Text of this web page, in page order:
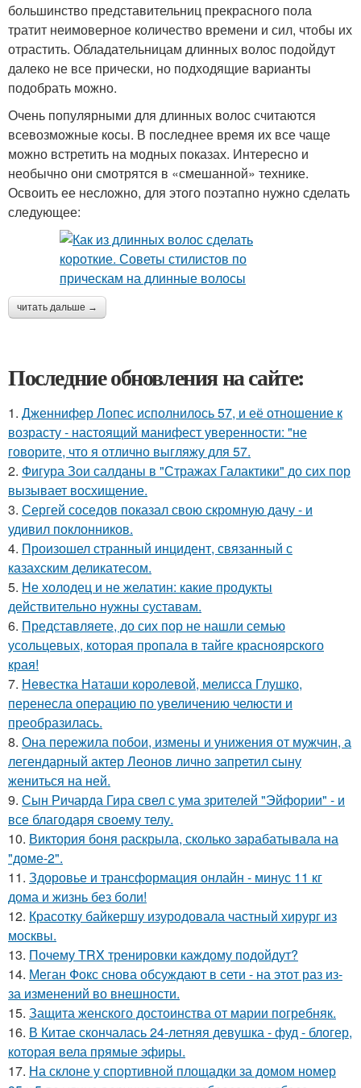
большинство представительниц прекрасного пола
тратит неимоверное количество времени и сил, чтобы их
отрастить. Обладательницам длинных волос подойдут
далеко не все прически, но подходящие варианты
подобрать можно.
Очень популярными для длинных волос считаются
всевозможные косы. В последнее время их все чаще
можно встретить на модных показах. Интересно и
необычно они смотрятся в «смешанной» технике.
Освоить ее несложно, для этого поэтапно нужно сделать
следующее:
читать дальше →
Последние обновления на сайте:
1. Дженнифер Лопес исполнилось 57, и её отношение к
возрасту - настоящий манифест уверенности: "не
говорите, что я отлично выгляжу для 57.
2. Фигура Зои салданы в "Стражах Галактики" до сих пор
вызывает восхищение.
3. Сергей соседов показал свою скромную дачу - и
удивил поклонников.
4. Произошел странный инцидент, связанный с
казахским деликатесом.
5. Не холодец и не желатин: какие продукты
действительно нужны суставам.
6. Представляете, до сих пор не нашли семью
усольцевых, которая пропала в тайге красноярского
края!
7. Невестка Наташи королевой, мелисса Глушко,
перенесла операцию по увеличению челюсти и
преобразилась.
8. Она пережила побои, измены и унижения от мужчин, а
легендарный актер Леонов лично запретил сыну
жениться на ней.
9. Сын Ричарда Гира свел с ума зрителей "Эйфории" - и
все благодаря своему телу.
10. Виктория боня раскрыла, сколько зарабатывала на
"доме-2".
11. Здоровье и трансформация онлайн - минус 11 кг
дома и жизнь без боли!
12. Красотку байкершу изуродовала частный хирург из
москвы.
13. Почему TRX тренировки каждому подойдут?
14. Меган Фокс снова обсуждают в сети - на этот раз из-
за изменений во внешности.
15. Защита женского достоинства от марии погребняк.
16. В Китае скончалась 24-летняя девушка - фуд - блогер,
которая вела прямые эфиры.
17. На склоне у спортивной площадки за домом номер